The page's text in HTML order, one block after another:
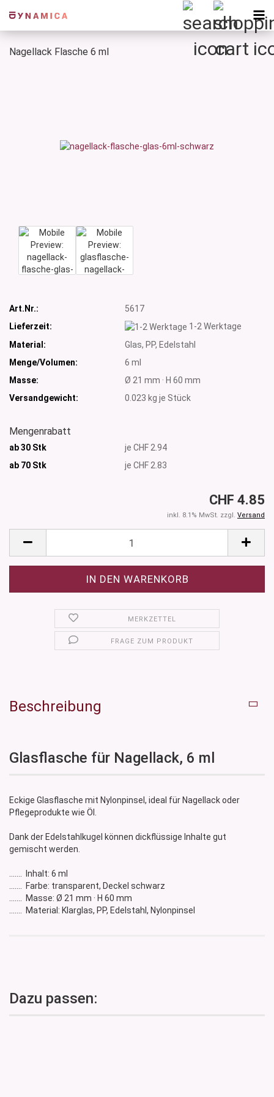
Nagellack Flasche 6 ml
Art.Nr.:
5617
Lieferzeit:
1-2 Werktage
Material:
Glas, PP, Edelstahl
Menge/Volumen:
6 ml
Masse:
Ø 21 mm · H 60 mm
Versandgewicht:
0.023 kg je Stück
Mengenrabatt
ab 30 Stk
je CHF 2.94
ab 70 Stk je CHF 2.83
CHF 4.85
inkl. 8.1% MwSt. zzgl. Versand
MERKZETTEL
FRAGE ZUM PRODUKT
Beschreibung
Glasflasche für Nagellack, 6 ml
Eckige Glasflasche mit Nylonpinsel, ideal für Nagellack oder
Pflegeprodukte wie Öl.
Dank der Edelstahlkugel können dickflüssige Inhalte gut
gemischt werden.
....... Inhalt: 6 ml
....... Farbe: transparent, Deckel schwarz
....... Masse: Ø 21 mm · H 60 mm
....... Material: Klarglas, PP, Edelstahl, Nylonpinsel
Dazu passen: